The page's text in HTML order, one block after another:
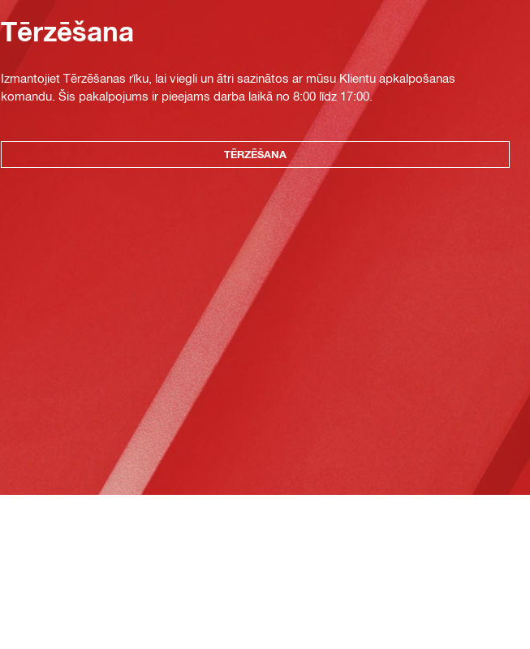
Tērzēšana
Izmantojiet Tērzēšanas rīku, lai viegli un ātri sazinātos ar mūsu Klientu apkalpošanas
komandu. Šis pakalpojums ir pieejams darba laikā no 8:00 līdz 17:00.
TĒRZĒŠANA